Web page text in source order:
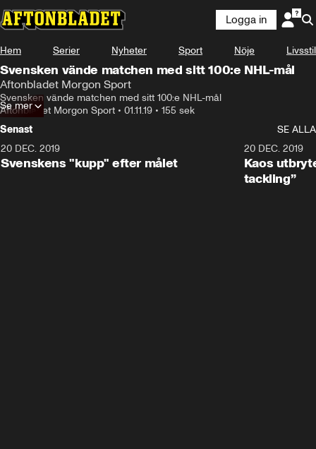
Logga in
Hem Serier Nyheter Sport Nöje Livsstil
Svensken vände matchen med sitt 100:e NHL-mål
Aftonbladet Morgon Sport
Svensken vände matchen med sitt 100:e NHL-mål
Aftonbladet Morgon Sport • 01.11.19 • 155 sek
Se mer
Senast
SE ALLA
20 DEC. 2019
Svenskens "kupp" efter målet
20 DEC. 2019
Kaos
tackling”